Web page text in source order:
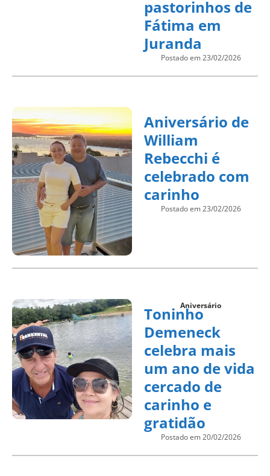
pastorinhos de
Fátima em
Juranda
Postado em 23/02/2026
Aniversário de
William
Rebecchi é
celebrado com
carinho
Postado em 23/02/2026
Aniversário
Toninho
Demeneck
celebra mais
um ano de vida
cercado de
carinho e
gratidão
Postado em 20/02/2026